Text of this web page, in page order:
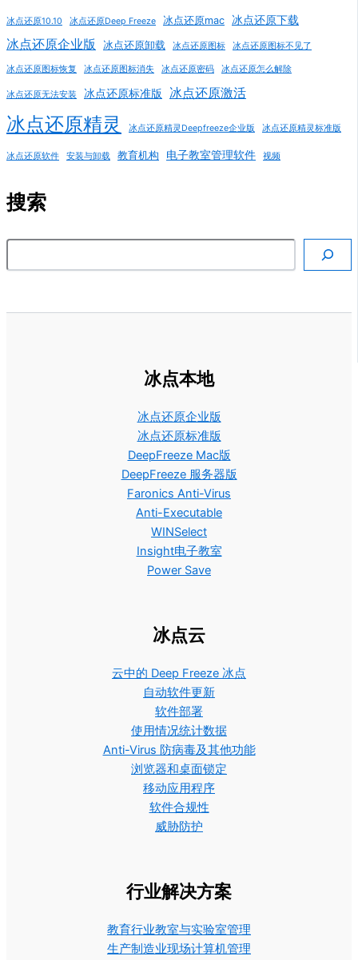
冰点还原10.10 冰点还原Deep Freeze 冰点还原mac 冰点还原下载
冰点还原企业版 冰点还原卸载 冰点还原图标 冰点还原图标不见了
冰点还原图标恢复 冰点还原图标消失 冰点还原密码 冰点还原怎么解除
冰点还原无法安装 冰点还原标准版 冰点还原激活
冰点还原精灵 冰点还原精灵Deepfreeze企业版 冰点还原精灵标准版
冰点还原软件 安装与卸载 教育机构 电子教室管理软件 视频
搜索
搜索
冰点本地
冰点还原企业版
冰点还原标准版
DeepFreeze Mac版
DeepFreeze 服务器版
Faronics Anti-Virus
Anti-Executable
WINSelect
Insight电子教室
Power Save
冰点云
云中的 Deep Freeze 冰点
自动软件更新
软件部署
使用情况统计数据
Anti-Virus 防病毒及其他功能
浏览器和桌面锁定
移动应用程序
软件合规性
威胁防护
行业解决方案
教育行业教室与实验室管理
生产制造业现场计算机管理